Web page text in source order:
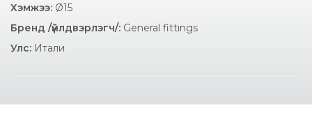
Хэмжээ: Ø15
Бренд /үйлдвэрлэгч/: General fittings
Улс: Итали